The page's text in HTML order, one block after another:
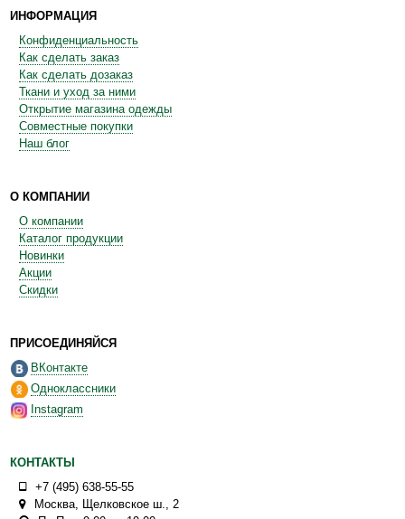
ИНФОРМАЦИЯ
Конфиденциальность
Как сделать заказ
Как сделать дозаказ
Ткани и уход за ними
Открытие магазина одежды
Совместные покупки
Наш блог
О КОМПАНИИ
О компании
Каталог продукции
Новинки
Акции
Скидки
ПРИСОЕДИНЯЙСЯ
ВКонтакте
Одноклассники
Instagram
КОНТАКТЫ
+7 (495) 638-55-55
Москва Щелковское ш., 2